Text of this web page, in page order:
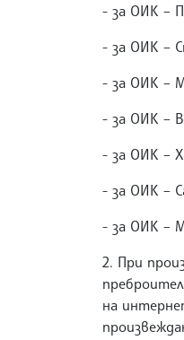
- за ОИК
- за ОИК –
- за ОИК
- за ОИК –
- за ОИК –
- за ОИК –
- за ОИК –
2. При
на